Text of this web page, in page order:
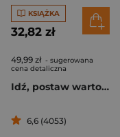
KSIĄŻKA
32,82 zł
49,99 zł - sugerowana
cena detaliczna
Idź, postaw wartownika
6,6 (4053)